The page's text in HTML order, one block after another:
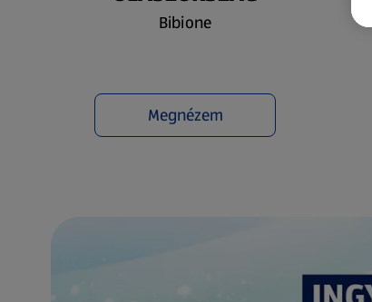
Bibione
Megnézem